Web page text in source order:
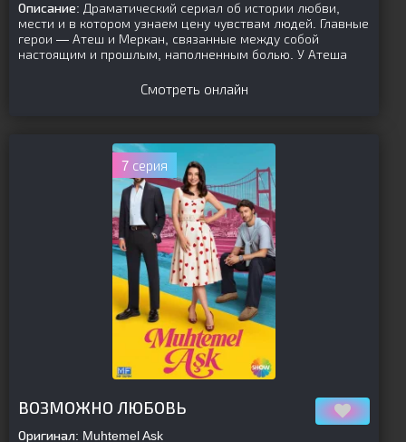
Описание: Драматический сериал об истории любви,
мести и в котором узнаем цену чувствам людей. Главные
герои — Атеш и Меркан, связанные между собой
настоящим и прошлым, наполненным болью. У Атеша
Смотреть онлайн
7 серия
ВОЗМОЖНО ЛЮБОВЬ
Оригинал: Muhtemel Ask